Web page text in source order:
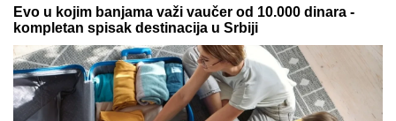
IMALA JE 47 SINOVA I SAMO JEDNU
ĆERKU:Evo zbog čega je Esma
Redžepova usvajala samo dečake,
pred smrt donela neočekivanu
odluku